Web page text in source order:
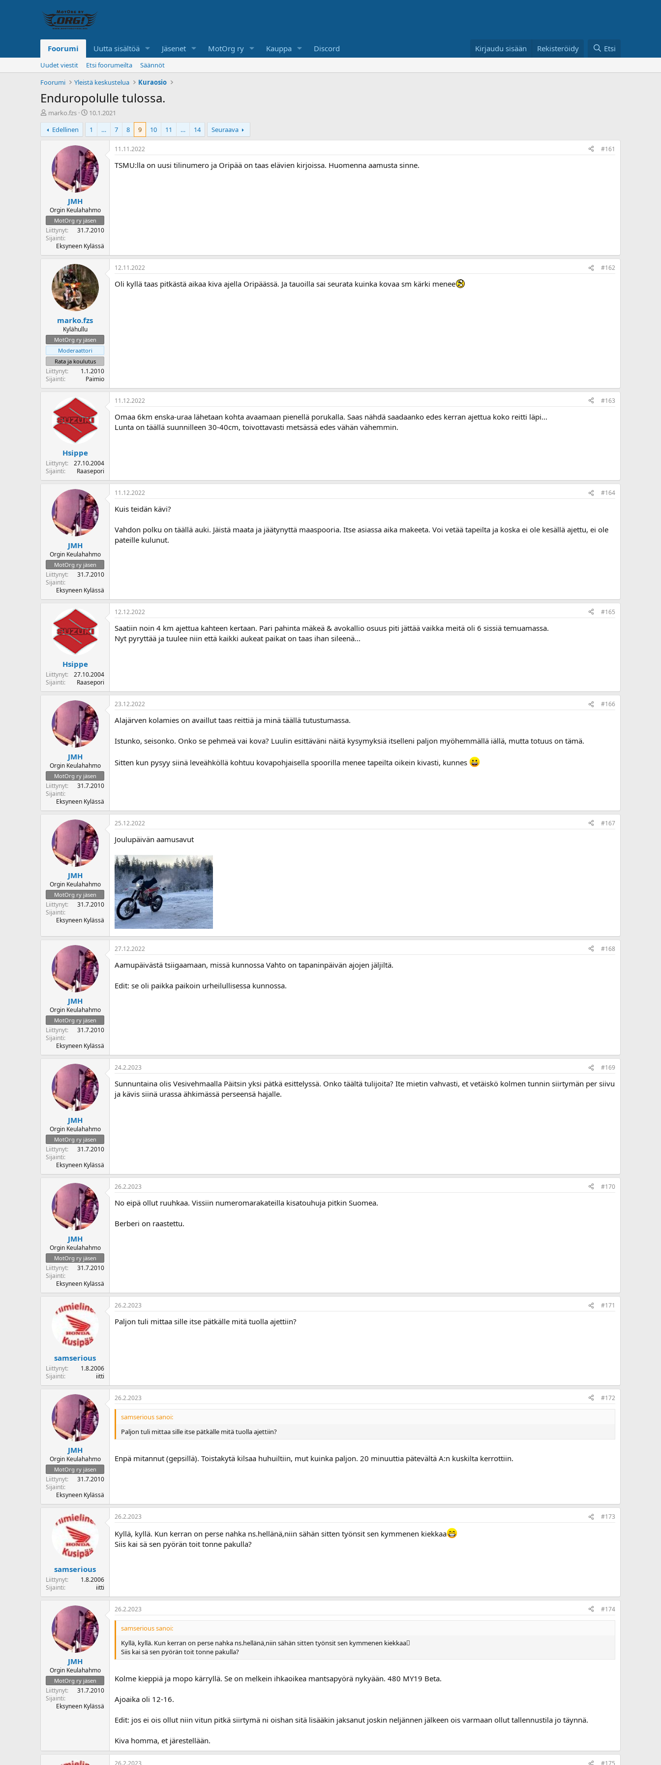
Foorumi Uutta sisältöä Jäsenet MotOrg ry Kauppa Discord Kirjaudu sisään Rekisteröidy Etsi
Uudet viestit Etsi foorumeilta
Säännöt
Foorumi
Yleistä keskustelua Kuraosio
Enduropolulle tulossa.
K
e
s
k
a
l
o
i
t
marko.fzs
A
l
o
i
u
s
p
ä
ä
10.1.2021
Edellinen
1 … 7 8 9 10 11 … 14 Seuraava
JMH
Orgin Keulahahmo
MotOrg ry jäsen
Liittynyt
31.7.2010
Sijainti
Eksyneen Kylässä
11.11.2022 #161
TSMU:lla on uusi tilinumero ja Oripää on taas elävien kirjoissa. Huomenna aamusta sinne.
marko.fzs
Kylähullu
MotOrg ry jäsen
Moderaattori
Rata ja koulutus
Liittynyt
1.1.2010
Sijainti
Paimio
12.11.2022 #162
Oli kyllä taas pitkästä aikaa kiva ajella Oripäässä. Ja tauoilla sai seurata kuinka kovaa sm kärki menee
Hsippe
Liittynyt
27.10.2004
Sijainti
Raasepori
11.12.2022 #163
Omaa 6km enska-uraa lähetaan kohta avaamaan pienellä porukalla. Saas nähdä saadaanko edes kerran ajettua koko reitti läpi...
Lunta on täällä suunnilleen 30-40cm, toivottavasti metsässä edes vähän vähemmin.
JMH
Orgin Keulahahmo
MotOrg ry jäsen
Liittynyt
31.7.2010
Sijainti
Eksyneen Kylässä
11.12.2022 #164
Kuis teidän kävi?
Vahdon polku on täällä auki. Jäistä maata ja jäätynyttä maaspooria. Itse asiassa aika makeeta. Voi vetää tapeilta ja koska ei ole kesällä ajettu, ei ole
pateille kulunut.
Hsippe
Liittynyt
27.10.2004
Sijainti
Raasepori
12.12.2022 #165
Saatiin noin 4 km ajettua kahteen kertaan. Pari pahinta mäkeä & avokallio osuus piti jättää vaikka meitä oli 6 sissiä temuamassa.
Nyt pyryttää ja tuulee niin että kaikki aukeat paikat on taas ihan sileenä...
JMH
Orgin Keulahahmo
MotOrg ry jäsen
Liittynyt
31.7.2010
Sijainti
Eksyneen Kylässä
23.12.2022 #166
Alajärven kolamies on availlut taas reittiä ja minä täällä tutustumassa.
Istunko, seisonko. Onko se pehmeä vai kova? Luulin esittäväni näitä kysymyksiä itselleni paljon myöhemmällä iällä, mutta totuus on tämä.
Sitten kun pysyy siinä leveähköllä kohtuu kovapohjaisella spoorilla menee tapeilta oikein kivasti, kunnes
JMH
Orgin Keulahahmo
MotOrg ry jäsen
Liittynyt
31.7.2010
Sijainti
Eksyneen Kylässä
25.12.2022 #167
Joulupäivän aamusavut
JMH
Orgin Keulahahmo
MotOrg ry jäsen
Liittynyt
31.7.2010
Sijainti
Eksyneen Kylässä
27.12.2022 #168
Aamupäivästä tsiigaamaan, missä kunnossa Vahto on tapaninpäivän ajojen jäljiltä.
Edit: se oli paikka paikoin urheilullisessa kunnossa.
JMH
Orgin Keulahahmo
MotOrg ry jäsen
Liittynyt
31.7.2010
Sijainti
Eksyneen Kylässä
24.2.2023 #169
Sunnuntaina olis Vesivehmaalla Päitsin yksi pätkä esittelyssä. Onko täältä tulijoita? Ite mietin vahvasti, et vetäiskö kolmen tunnin siirtymän per siivu
ja kävis siinä urassa ähkimässä perseensä hajalle.
JMH
Orgin Keulahahmo
MotOrg ry jäsen
Liittynyt
31.7.2010
Sijainti
Eksyneen Kylässä
26.2.2023 #170
No eipä ollut ruuhkaa. Vissiin numeromarakateilla kisatouhuja pitkin Suomea.
Berberi on raastettu.
samserious
Liittynyt
1.8.2006
Sijainti
iitti
26.2.2023 #171
Paljon tuli mittaa sille itse pätkälle mitä tuolla ajettiin?
JMH
Orgin Keulahahmo
MotOrg ry jäsen
Liittynyt
31.7.2010
Sijainti
Eksyneen Kylässä
26.2.2023 #172
samserious sanoi:
Paljon tuli mittaa sille itse pätkälle mitä tuolla ajettiin?
Enpä mitannut (gepsillä). Toistakytä kilsaa huhuiltiin, mut kuinka paljon. 20 minuuttia pätevältä A:n kuskilta kerrottiin.
samserious
Liittynyt
1.8.2006
Sijainti
iitti
26.2.2023 #173
Kyllä, kyllä. Kun kerran on perse nahka ns.hellänä,niin sähän sitten työnsit sen kymmenen kiekkaa
Siis kai sä sen pyörän toit tonne pakulla?
JMH
Orgin Keulahahmo
MotOrg ry jäsen
Liittynyt
31.7.2010
Sijainti
Eksyneen Kylässä
26.2.2023 #174
samserious sanoi:
Kyllä, kyllä. Kun kerran on perse nahka ns.hellänä,niin sähän sitten työnsit sen kymmenen kiekkaa
Siis kai sä sen pyörän toit tonne pakulla?
Kolme kieppiä ja mopo kärryllä. Se on melkein ihkaoikea mantsapyörä nykyään. 480 MY19 Beta.
Ajoaika oli 12-16.
Edit: jos ei ois ollut niin vitun pitkä siirtymä ni oishan sitä lisääkin jaksanut joskin neljännen jälkeen ois varmaan ollut tallennustila jo täynnä.
Kiva homma, et järestellään.
26.2.2023 #175